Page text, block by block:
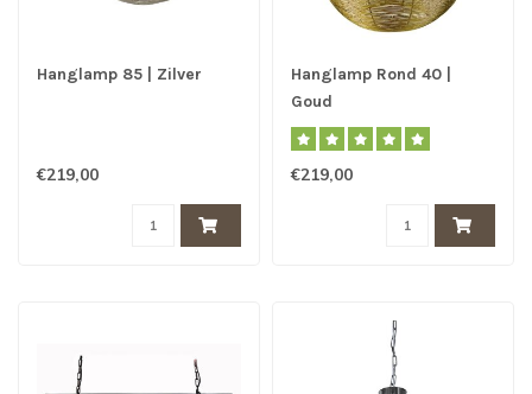
Hanglamp 85 | Zilver
€219,00
Hanglamp Rond 40 |
Goud
€219,00